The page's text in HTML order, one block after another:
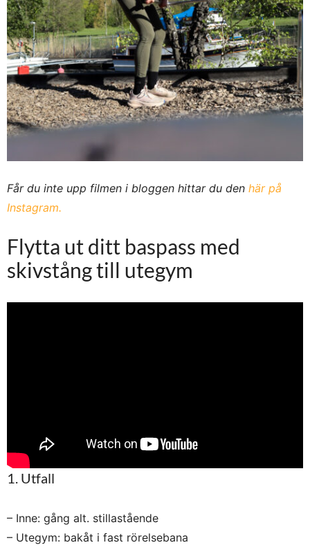
Får du inte upp filmen i bloggen hittar du den här på
Instagram.
Flytta ut ditt baspass med
skivstång till utegym
1. Utfall
– Inne: gång alt. stillastående
– Utegym: bakåt i fast rörelsebana